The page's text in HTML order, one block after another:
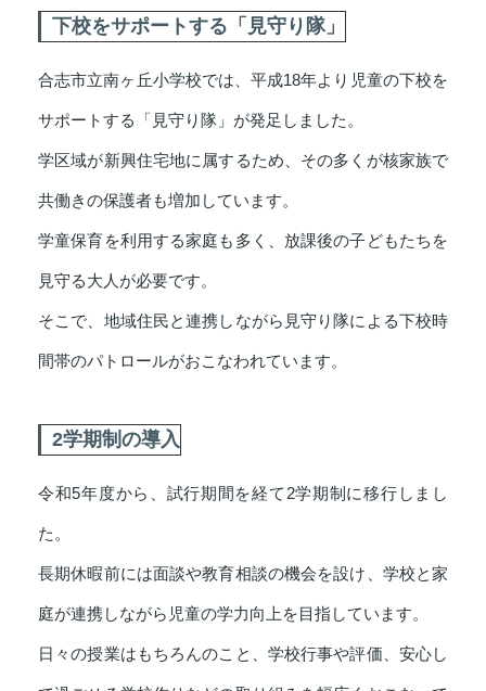
下校をサポートする「見守り隊」
合志市立南ヶ丘小学校では、平成18年より児童の下校を
サポートする「見守り隊」が発足しました。
学区域が新興住宅地に属するため、その多くが核家族で
共働きの保護者も増加しています。
学童保育を利用する家庭も多く、放課後の子どもたちを
見守る大人が必要です。
そこで、地域住民と連携しながら見守り隊による下校時
間帯のパトロールがおこなわれています。
2学期制の導入
令和5年度から、試行期間を経て2学期制に移行しまし
た。
長期休暇前には面談や教育相談の機会を設け、学校と家
庭が連携しながら児童の学力向上を目指しています。
日々の授業はもちろんのこと、学校行事や評価、安心し